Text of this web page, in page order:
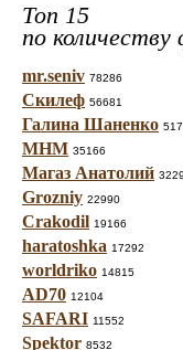
Топ 15
по
mr.seniv 78286
Скилеф 56681
Галина Шаненко
МНМ 35166
Магаз Анатолий
Grozniy 22990
Crakodil 19166
haratoshka 17292
worldriko 14815
AD70 12104
SAFARI 11552
Spektor 8532